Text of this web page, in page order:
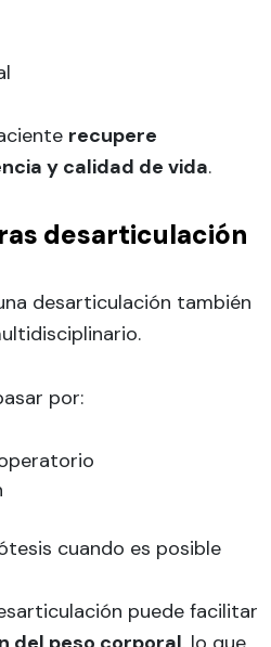
recupere
y calidad de vida.
desarticulación
desarticulación también
por:
cuando es posible
puede facilitar